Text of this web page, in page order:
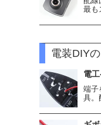
最も
電装DIY
電
端子
具。